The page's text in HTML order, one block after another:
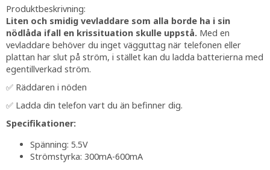
Produktbeskrivning:
Liten och smidig vevladdare som alla borde ha i sin
nödlåda ifall en krissituation skulle uppstå. Med en
vevladdare behöver du inget vägguttag när telefonen eller
plattan har slut på ström, i stället kan du ladda batterierna med
egentillverkad ström.
✅ Räddaren i nöden
✅ Ladda din telefon vart du än befinner dig.
Specifikationer:
Spänning: 5.5V
Strömstyrka: 300mA-600mA